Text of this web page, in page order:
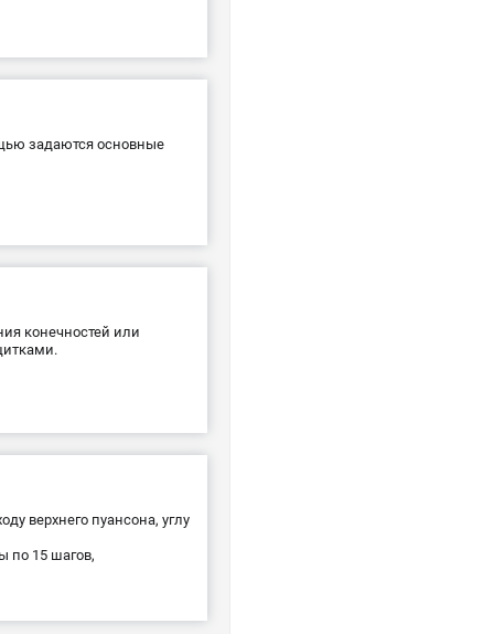
задаются основные
конечностей или
верхнего пуансона, углу
по 15 шагов,